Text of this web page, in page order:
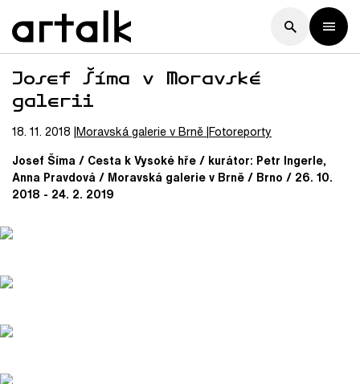
Josef Šíma v Moravské
galerii
18. 11. 2018 Moravská galerie v Brně Fotoreporty
Josef Šíma / Cesta k Vysoké hře / kurátor: Petr Ingerle,
Anna Pravdová / Moravská galerie v Brně / Brno / 26. 10.
2018 - 24. 2. 2019